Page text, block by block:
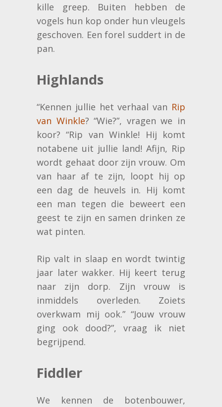
kille greep. Buiten hebben de
vogels hun kop onder hun vleugels
geschoven. Een forel suddert in de
pan.
Highlands
“Kennen jullie het verhaal van Rip
van Winkle? “Wie?”, vragen we in
koor? “Rip van Winkle! Hij komt
notabene uit jullie land! Afijn, Rip
wordt gehaat door zijn vrouw. Om
van haar af te zijn, loopt hij op
een dag de heuvels in. Hij komt
een man tegen die beweert een
geest te zijn en samen drinken ze
wat pinten.
Rip valt in slaap en wordt twintig
jaar later wakker. Hij keert terug
naar zijn dorp. Zijn vrouw is
inmiddels overleden. Zoiets
overkwam mij ook.” “Jouw vrouw
ging ook dood?”, vraag ik niet
begrijpend.
Fiddler
We kennen de botenbouwer,